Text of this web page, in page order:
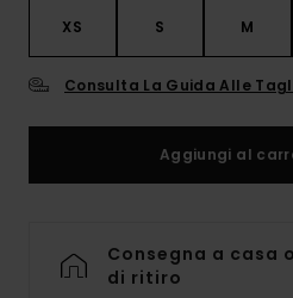
XS S M
Consulta La Guida Alle
Aggiungi al
Consegna a casa
di ritiro